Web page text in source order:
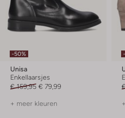
-50%
Unisa
Enkellaarsjes
€ 159,95 € 79,99
+ meer kleuren